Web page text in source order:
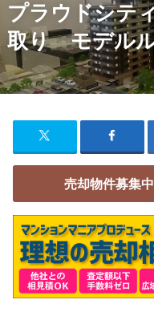
プラウドシテ
取り モデル
売却物件募集